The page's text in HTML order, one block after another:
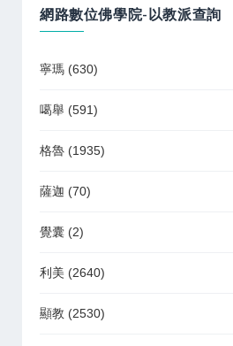
網路數位佛學院-以教派查詢
寧瑪 (630)
噶舉 (591)
格魯 (1935)
薩迦 (70)
覺囊 (2)
利美 (2640)
顯教 (2530)